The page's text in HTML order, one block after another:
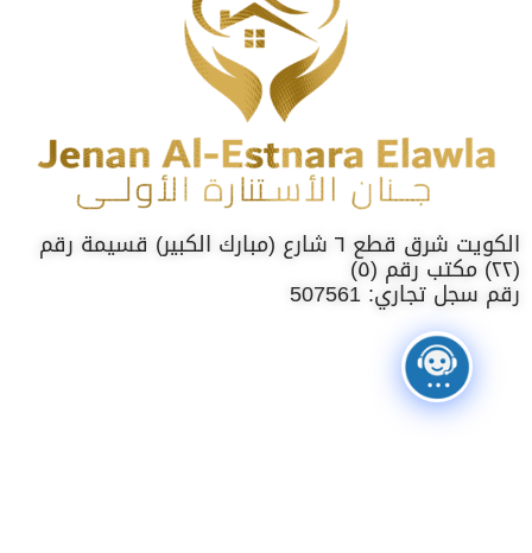
الكويت شرق قطع ٦ شارع (مبارك الكبير) قسيمة رقم
(٢٢) مكتب رقم (٥)
رقم سجل تجاري: 507561